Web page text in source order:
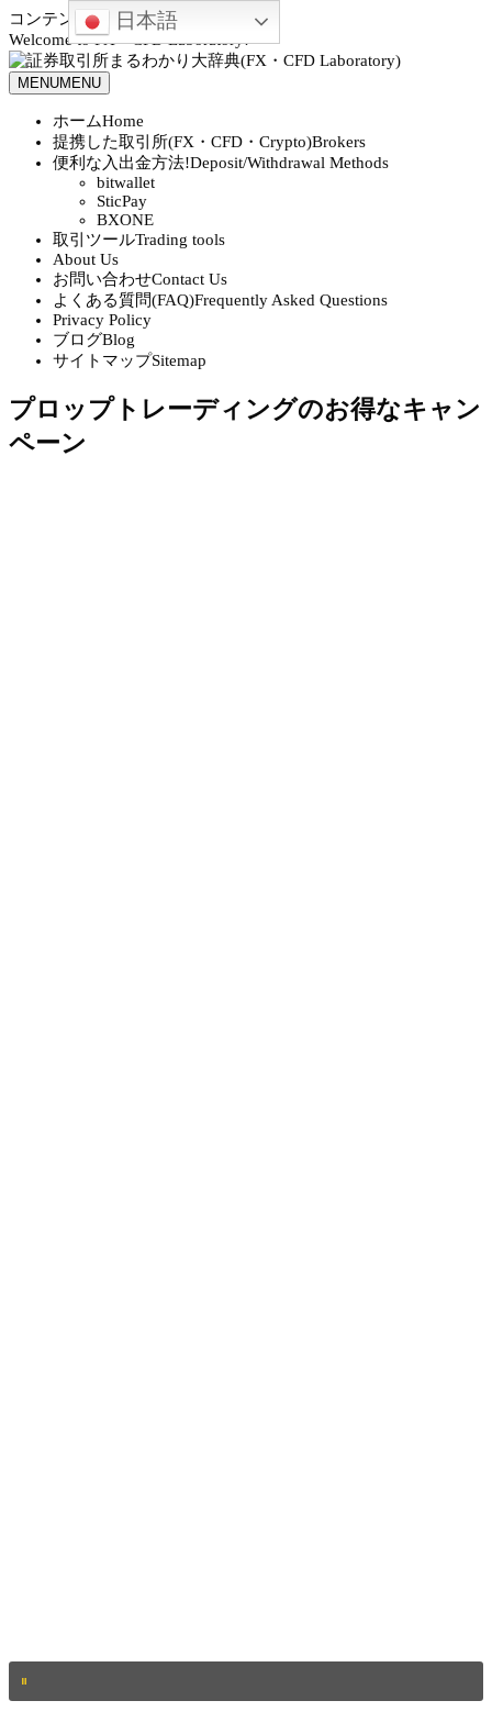
コンテンツへスキップ
Welcome to FX・CFD Laboratory!
MENUMENU
ホームHome
提携した取引所(FX・CFD・Crypto)Brokers
便利な入出金方法!Deposit/Withdrawal Methods
bitwallet
SticPay
BXONE
取引ツールTrading tools
About Us
お問い合わせContact Us
よくある質問(FAQ)Frequently Asked Questions
Privacy Policy
ブログBlog
サイトマップSitemap
プロップトレーディングのお得なキャン
ペーン
日本語